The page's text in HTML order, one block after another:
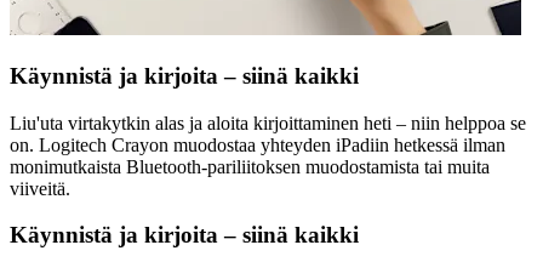
Käynnistä ja kirjoita – siinä kaikki
Liu'uta virtakytkin alas ja aloita kirjoittaminen heti – niin helppoa se
on. Logitech Crayon muodostaa yhteyden iPadiin hetkessä ilman
monimutkaista Bluetooth-pariliitoksen muodostamista tai muita
viiveitä.
Käynnistä ja kirjoita – siinä kaikki